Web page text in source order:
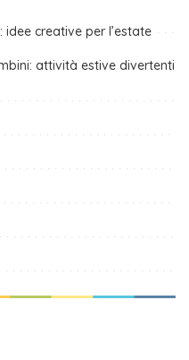
creative per l’estate
attività estive divertenti